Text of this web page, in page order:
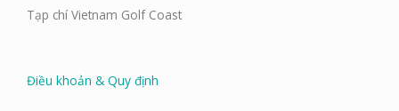
Tạp chí Vietnam Golf Coast
Điều khoản & Quy định